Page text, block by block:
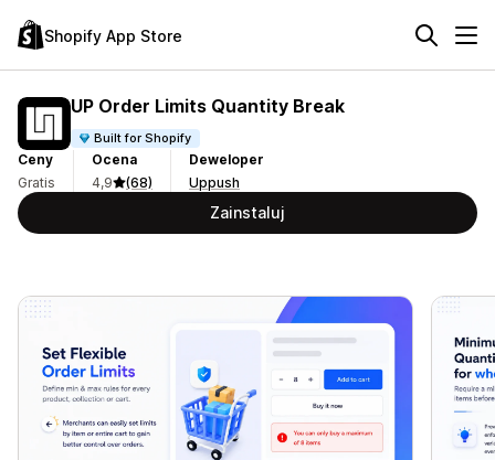
Shopify App Store
UP Order Limits Quantity Break
Built for Shopify
Ceny
Gratis
Ocena
4,9
(68)
Deweloper
Uppush
Zainstaluj